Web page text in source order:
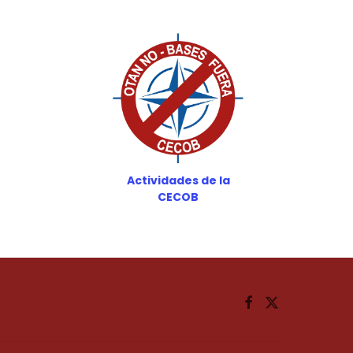
Actividades de la
CECOB